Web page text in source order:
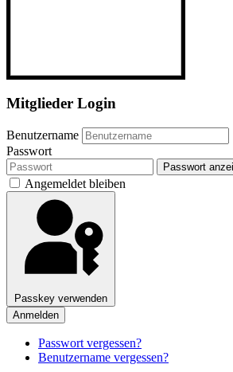
Mitglieder Login
Benutzername
Passwort
Passwort
Angemeldet bleiben
Passkey verwenden
Anmelden
Passwort vergessen?
Benutzername vergessen?